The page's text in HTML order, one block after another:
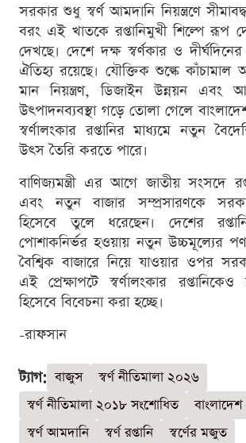
সরকার শুধু স্বর্ণ আমদানি নিয়ন্ত্রণে
বরং এই খাতকে রপ্তানিমুখী শিল্পে রূপ
দেখছে। দেশে দক্ষ স্বর্ণকার ও
ঐতিহ্য রয়েছে। যৌক্তিক শুল্কে
মান নিয়ন্ত্রণ, ডিজাইন উন্নয়ন এবং
উৎপাদনব্যবস্থা গড়ে তোলা গেলে
স্বর্ণালংকার রপ্তানির মাধ্যমে নতুন
উৎস তৈরি করতে পারে।
বাণিজ্যমন্ত্রী এর আগে জাতীয় সংসদে
এবং নতুন বাজার সম্প্রসারণকে
হিসেবে তুলে ধরেছেন। দেশের
পোশাকনির্ভর হওয়ায় নতুন উচ্চমূল্যের
বৈশ্বিক বাজারে নিয়ে যাওয়ার ওপর
এই প্রেক্ষাপটে স্বর্ণালংকার
হিসেবে বিবেচনা করা হচ্ছে।
-রাফসান
ট্যাগ: বাজুস
স্বর্ণ নীতিমালা ২০২৬
স্বর্ণ নীতিমালা ২০১৮ সংশোধিত
বাংলাদেশ
স্বর্ণ আমদানি
স্বর্ণ রপ্তানি স্বর্ণের মজুত